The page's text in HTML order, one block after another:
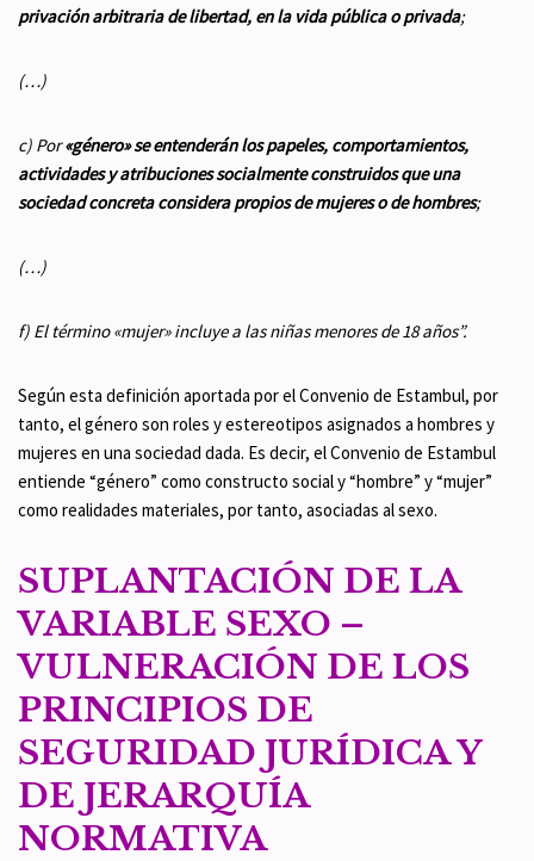
privación arbitraria de libertad, en la vida pública o privada;
(…)
c) Por«género» se entenderán los papeles, comportamientos,
actividades y atribuciones socialmente construidos que una
sociedad concreta considera propios de mujeres o de hombres;
(…)
f) El término «mujer» incluye a las niñas menores de 18 años”.
Según esta definición aportada por el Convenio de Estambul, por
tanto, el género son roles y estereotipos asignados a hombres y
mujeres en una sociedad dada. Es decir, el Convenio de Estambul
entiende “género” como constructo social y “hombre” y “mujer”
como realidades materiales, por tanto, asociadas al sexo.
SUPLANTACIÓN DE LA
VARIABLE SEXO –
VULNERACIÓN DE LOS
PRINCIPIOS DE
SEGURIDAD JURÍDICA Y
DE JERARQUÍA
NORMATIVA